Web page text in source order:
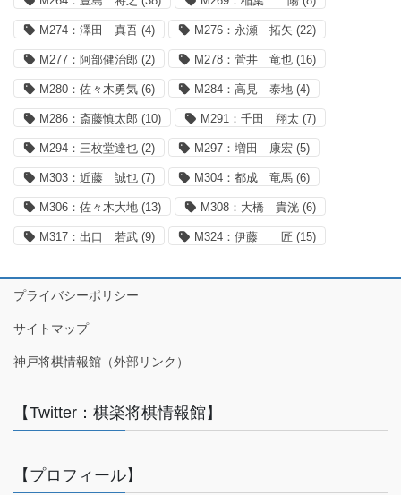
M274：澤田 真吾 (4) M276：永瀬 拓矢 (22)
M277：阿部健治郎 (2) M278：菅井 竜也 (16)
M280：佐々木勇気 (6) M284：高見 泰地 (4)
M286：斎藤慎太郎 (10) M291：千田 翔太 (7)
M294：三枚堂達也 (2) M297：増田 康宏 (5)
M303：近藤 誠也 (7) M304：都成 竜馬 (6)
M306：佐々木大地 (13) M308：大橋 貴洸 (6)
M317：出口 若武 (9) M324：伊藤 匠 (15)
プライバシーポリシー
サイトマップ
神戸将棋情報館（外部リンク）
【Twitter：棋楽将棋情報館】
【プロフィール】